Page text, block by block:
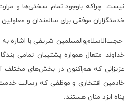
نیست. چراکه باوجود تمام سختی‌ها و
خدمتگزاران موفقی برای سالمندان و
حجت‌الاسلام‌والمسلمین شریفی با اشاره به
خداوند متعال همواره پشتیبان تمامی
عزیزانی که هم‌اکنون در بخش‌های مختلف
خادمین افتخاری و موظفی که رسالت خدمت
پناه ایزد منان هستند.